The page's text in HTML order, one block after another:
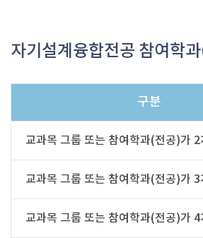
자기설계융합전공 참여학
구분
교과목 그룹 또는 참여학과(전공)가 2
교과목 그룹 또는 참여학과(전공)가 3
교과목 그룹 또는 참여학과(전공)가 4